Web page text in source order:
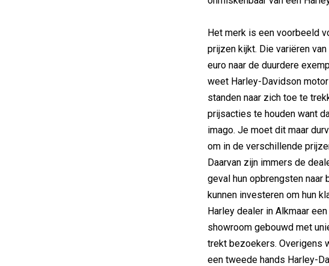
Het merk is een voorbeeld
prijzen kijkt. Die variëren
euro naar de duurdere
weet Harley-Davidson
standen naar zich toe te
prijsacties te houden want
imago. Je moet dit maar
om in de verschillende
Daarvan zijn immers de
geval hun opbrengsten naar
kunnen investeren om hun
Harley dealer in Alkmaar
showroom gebouwd met
trekt bezoekers. Overigens
een tweede hands Harley-